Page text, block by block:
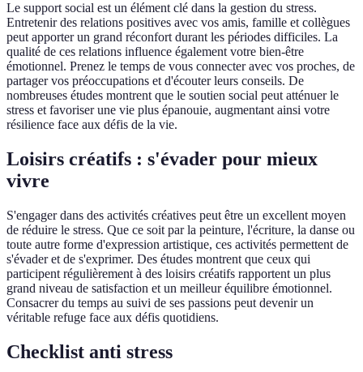
Le support social est un élément clé dans la gestion du stress.
Entretenir des relations positives avec vos amis, famille et collègues
peut apporter un grand réconfort durant les périodes difficiles. La
qualité de ces relations influence également votre bien-être
émotionnel. Prenez le temps de vous connecter avec vos proches, de
partager vos préoccupations et d'écouter leurs conseils. De
nombreuses études montrent que le soutien social peut atténuer le
stress et favoriser une vie plus épanouie, augmentant ainsi votre
résilience face aux défis de la vie.
Loisirs créatifs : s'évader pour mieux
vivre
S'engager dans des activités créatives peut être un excellent moyen
de réduire le stress. Que ce soit par la peinture, l'écriture, la danse ou
toute autre forme d'expression artistique, ces activités permettent de
s'évader et de s'exprimer. Des études montrent que ceux qui
participent régulièrement à des loisirs créatifs rapportent un plus
grand niveau de satisfaction et un meilleur équilibre émotionnel.
Consacrer du temps au suivi de ses passions peut devenir un
véritable refuge face aux défis quotidiens.
Checklist anti stress